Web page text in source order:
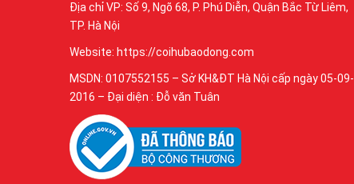
Địa chỉ VP: Số 9, Ngõ 68, P. Phú Diễn, Quận Bắc Từ Liêm,
TP. Hà Nội
Website: https://coihubaodong.com
MSDN: 0107552155 – Sở KH&ĐT Hà Nội cấp ngày 05-09-
2016 – Đại diện : Đỗ văn Tuân